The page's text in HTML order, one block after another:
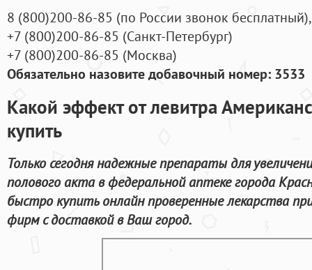
8 (800)200-86-85 (по России звонок бесплатный),
+7 (800)200-86-85 (Санкт-Петербург)
+7 (800)200-86-85 (Москва)
Обязательно назовите добавочный номер: 3533
Какой эффект от левитра
купить
Только сегодня надежные препараты для
полового акта в федеральной аптеке города
быстро купить онлайн проверенные лекарства
фирм с доставкой в Ваш город.